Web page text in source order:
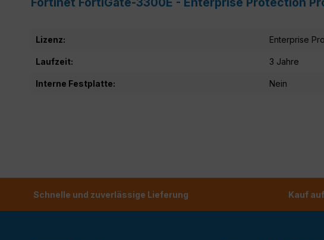
Lizenz: Enterprise
Laufzeit: 3 Jahre
Interne Festplatte: Nein
Schnelle und zuverlässige Lieferung Kauf